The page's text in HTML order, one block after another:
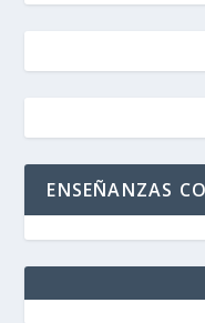
ENSEÑANZAS